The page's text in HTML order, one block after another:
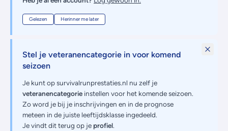
Gelezen Herinner me later
Stel je veteranencategorie in voor komend
seizoen
Je kunt op survivalrunprestaties.nl nu zelf je
veteranencategorie instellen voor het komende seizoen.
Zo word je bij je inschrijvingen en in de prognose
meteen in de juiste leeftijdsklasse ingedeeld.
Je vindt dit terug op je profiel.